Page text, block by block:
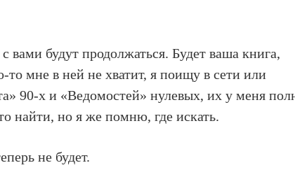
вами будут продолжаться. Будет ваша книга,
то мне в ней не хватит, я поищу в сети или
90-х и «Ведомостей» нулевых, их у меня
найти, но я же помню, где искать.
не будет.